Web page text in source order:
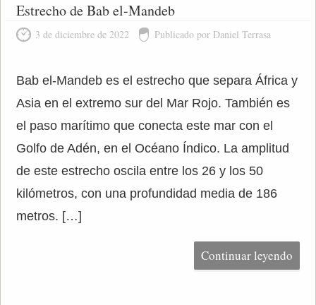
Estrecho de Bab el-Mandeb
3 de diciembre de 2022 Publicado por Daniel Terrasa
Bab el-Mandeb es el estrecho que separa África y
Asia en el extremo sur del Mar Rojo. También es
el paso marítimo que conecta este mar con el
Golfo de Adén, en el Océano Índico. La amplitud
de este estrecho oscila entre los 26 y los 50
kilómetros, con una profundidad media de 186
metros. […]
Continuar leyendo